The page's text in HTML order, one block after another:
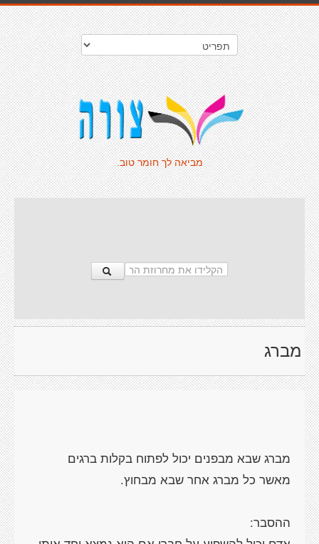
מביאה לך חומר טוב.
מברג